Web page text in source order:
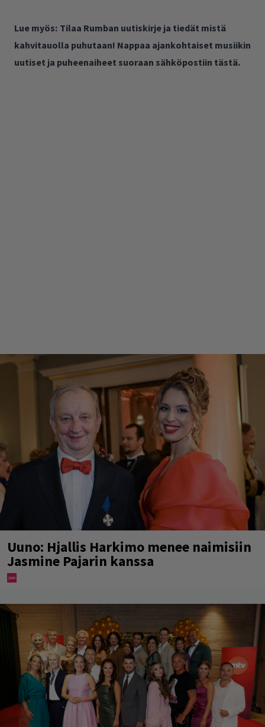
Lue myös: Tilaa Rumban uutiskirje ja tiedät mistä
kahvitauolla puhutaan! Nappaa ajankohtaiset musiikin
uutiset ja puheenaiheet suoraan sähköpostiin tästä.
Uuno: Hjallis Harkimo menee naimisiin
Jasmine Pajarin kanssa